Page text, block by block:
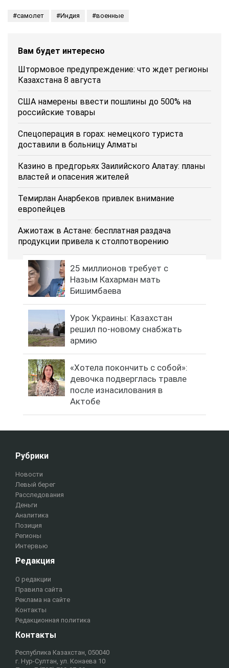
самолет Индия военные
Вам будет интересно
Штормовое предупреждение: что ждет регионы
Казахстана 8 августа
США намерены ввести пошлины до 500% на
российские товары
Спецоперация в горах: немецкого туриста
доставили в больницу Алматы
Казино в предгорьях Заилийского Алатау: планы
властей и опасения жителей
Темирлан Анарбеков привлек внимание
европейцев
Ажиотаж в Астане: бесплатная раздача
продукции привела к столпотворению
25 миллионов требует с
Назым Кахарман мать
Бишимбаева
Урок Украины: Казахстан
решил по-новому снабжать
армию
«Хотела покончить с собой»:
девочка подверглась травле
после изнасилования в
Актобе
Рубрики
Новости
Левый берег
Расследования
Деньги
Аналитика
Позиция
Регионы
Интервью
Редакция
О редакции
Правила сайта
Реклама на сайте
Контакты
Редакционная политика
Контакты
Республика Казахстан, 050040
г. Нур-Султан, ул. Конаева 10